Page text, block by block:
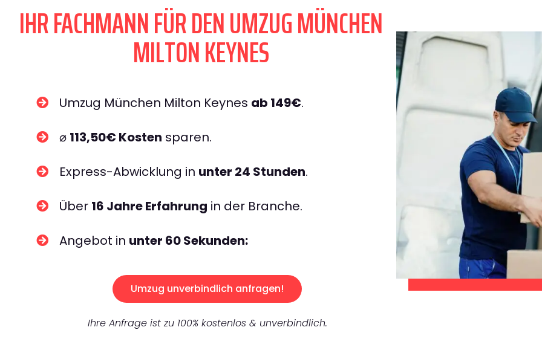
IHR FACHMANN FÜR DEN UMZUG MÜNCHEN
MILTON KEYNES
Umzug München Milton Keynes ab 149€.
⌀ 113,50€ Kosten sparen.
Express-Abwicklung in unter 24 Stunden.
Über 16 Jahre Erfahrung in der Branche.
Angebot in unter 60 Sekunden:
Umzug unverbindlich anfragen!
Ihre Anfrage ist zu 100% kostenlos & unverbindlich.